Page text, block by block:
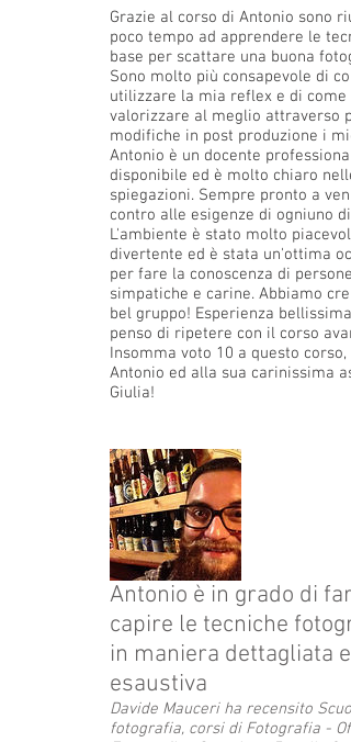
Grazie al corso di Antonio sono
poco tempo ad apprendere le
base per scattare una buona
Sono molto più consapevole di
utilizzare la mia reflex e di come
valorizzare al meglio attraverso
modifiche in post produzione i
Antonio è un docente
disponibile ed è molto chiaro nelle
spiegazioni. Sempre pronto a
contro alle esigenze di ogniuno di
L'ambiente è stato molto
divertente ed è stata un'ottima
per fare la conoscenza di persone
simpatiche e carine. Abbiamo
bel gruppo! Esperienza bellissima
penso di ripetere con il corso
Insomma voto 10 a questo corso,
Antonio ed alla sua carinissima
Giulia!
Antonio è in grado di farti
capire le tecniche
in maniera dettagliata ed
esaustiva
Davide Mauceri ha recensito
fotografia, corsi di Fotografia -